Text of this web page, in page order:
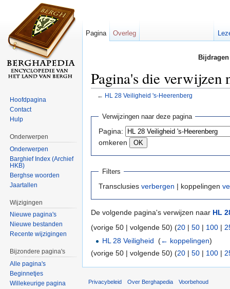
Pagina's die
← HL 28 Veiligheid 's-Heerenberg
Verwijzingen naar deze pagina
Pagina:
omkeren
Filters
Transclusies verbergen | koppelingen
De volgende pagina's verwijzen naar HL
(vorige 50 | volgende 50) (20 | 50 | 100 |
HL 28 Veiligheid ‎(← koppelingen)
(vorige 50 | volgende 50) (20 | 50 | 100 |
Pagina Overleg
Hoofdpagina
Contact
Hulp
Onderwerpen
Onderwerpen
Barghief Index (Archief
HKB)
Berghse woorden
Jaartallen
Wijzigingen
Nieuwe pagina's
Nieuwe bestanden
Recente wijzigingen
Bijzondere pagina's
Alle pagina's
Beginnetjes
Willekeurige pagina
Privacybeleid Over Berghapedia Voorbehoud